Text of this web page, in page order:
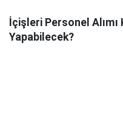
İçişleri Personel
Yapabilecek?